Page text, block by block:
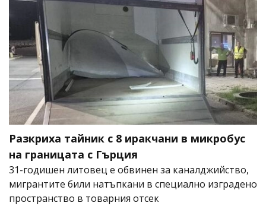
Разкриха тайник с 8 иракчани в микробус
на границата с Гърция
31-годишен литовец е обвинен за каналджийство,
мигрантите били натъпкани в специално изградено
пространство в товарния отсек